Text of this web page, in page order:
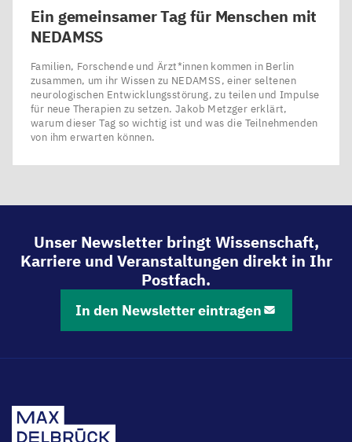
Ein gemeinsamer Tag für Menschen mit
NEDAMSS
Familien, Forschende und Ärzt*innen kommen in Berlin
zusammen, um ihr Wissen zu NEDAMSS, einer seltenen
neurologischen Entwicklungsstörung, zu teilen und Impulse
für neue Therapien zu setzen. Jakob Metzger erklärt,
warum dieser Tag so wichtig ist und was die Teilnehmenden
von ihm erwarten können.
Unser Newsletter bringt Wissenschaft,
Karriere und Veranstaltungen direkt in Ihr
Postfach.
In den Newsletter eintragen